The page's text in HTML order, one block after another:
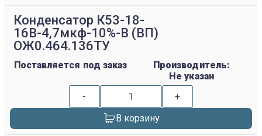
Конденсатор К53-18-
16В-4,7мкф-10%-В (ВП)
ОЖ0.464.136ТУ
Поставляется под заказ
Производитель:
Не указан
-
+
В корзину